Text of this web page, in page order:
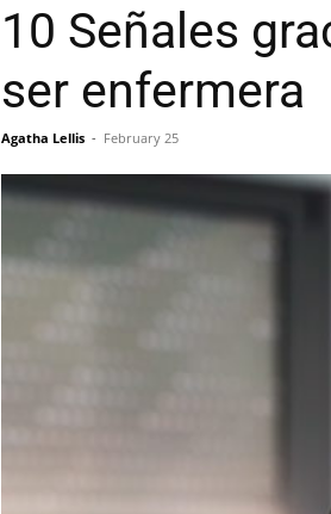
10 Señales
ser enfermera
Agatha Lellis - February 25